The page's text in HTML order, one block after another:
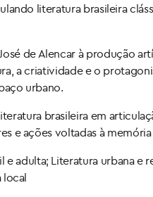
literatura brasileira
de Alencar à produção
a criatividade e o
urbano.
brasileira em
e ações voltadas à
adulta; Literatura urbana e
local